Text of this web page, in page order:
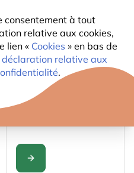
consentement à tout
relative aux cookies,
lien « Cookies » en bas de
déclaration relative aux
.
Abreuvoir pour oiseaux
Vesi - céramique
The price depends on the
15
CONFIGURER